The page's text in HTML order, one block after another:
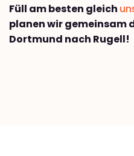
Füll am besten gleich
planen wir gemeinsam
Dortmund nach Rugell!